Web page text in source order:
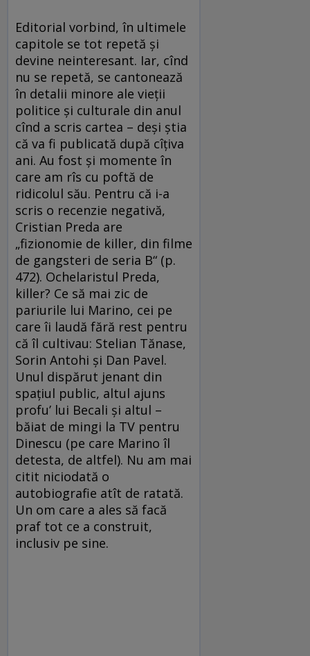
Editorial vorbind, în ultimele
capitole se tot repetă şi
devine neinteresant. Iar, cînd
nu se repetă, se cantonează
în detalii minore ale vieţii
politice şi culturale din anul
cînd a scris cartea – deşi ştia
că va fi publicată după cîţiva
ani. Au fost şi momente în
care am rîs cu poftă de
ridicolul său. Pentru că i-a
scris o recenzie negativă,
Cristian Preda are
„fizionomie de killer, din filme
de gangsteri de seria B“ (p.
472). Ochelaristul Preda,
killer? Ce să mai zic de
pariurile lui Marino, cei pe
care îi laudă fără rest pentru
că îl cultivau: Stelian Tănase,
Sorin Antohi şi Dan Pavel.
Unul dispărut jenant din
spaţiul public, altul ajuns
profu’ lui Becali şi altul –
băiat de mingi la TV pentru
Dinescu (pe care Marino îl
detesta, de altfel). Nu am mai
citit niciodată o
autobiografie atît de ratată.
Un om care a ales să facă
praf tot ce a construit,
inclusiv pe sine.